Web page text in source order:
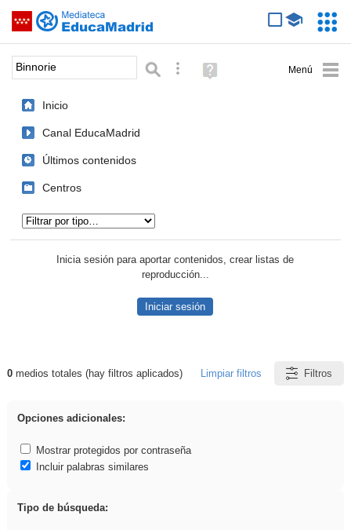
Saltar navegación
Palabra o frase: Búsqueda avanzada
Ayuda
(en
Inicio
Canal EducaMadrid
Últimos contenidos
Centros
Inicia sesión para aportar contenidos, crear listas de
reproducción...
Iniciar sesión
Resultados de: Binnorie
0medios totales (hay filtros aplicados) Limpiar filtros Filtros
Opciones adicionales:
Mostrar protegidos por contraseña
Incluir palabras similares
Tipo de búsqueda: